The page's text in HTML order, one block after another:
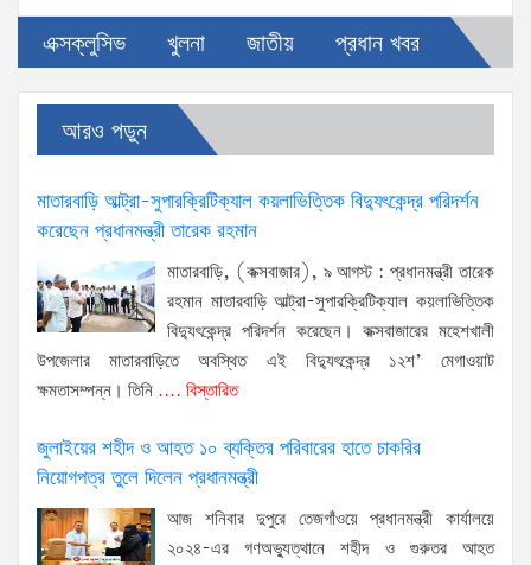
এক্সক্লুসিভ খুলনা জাতীয় প্রধান খবর
আরও পড়ুন
মাতারবাড়ি আল্ট্রা-সুপারক্রিটিক্যাল কয়লাভিত্তিক বিদ্যুৎকেন্দ্র পরিদর্শন
করেছেন প্রধানমন্ত্রী তারেক রহমান
মাতারবাড়ি, (কক্সবাজার), ৯ আগস্ট : প্রধানমন্ত্রী তারেক
রহমান মাতারবাড়ি আল্ট্রা-সুপারক্রিটিক্যাল কয়লাভিত্তিক
বিদ্যুৎকেন্দ্র পরিদর্শন করেছেন। কক্সবাজারের মহেশখালী
উপজেলার মাতারবাড়িতে অবস্থিত এই বিদ্যুৎকেন্দ্র ১২শ’ মেগাওয়াট
ক্ষমতাসম্পন্ন। তিনি .... বিস্তারিত
জুলাইয়ের শহীদ ও আহত ১০ ব্যক্তির পরিবারের হাতে চাকরির
নিয়োগপত্র তুলে দিলেন প্রধানমন্ত্রী
আজ শনিবার দুপুরে তেজগাঁওয়ে প্রধানমন্ত্রী কার্যালয়ে
২০২৪-এর গণঅভ্যুত্থানে শহীদ ও গুরুতর আহত